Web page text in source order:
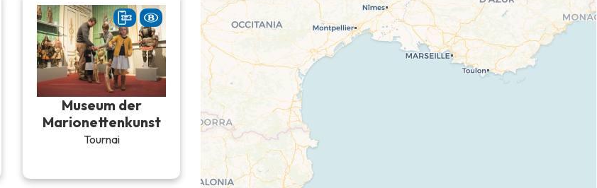
Museum der
Marionettenkunst
Tournai